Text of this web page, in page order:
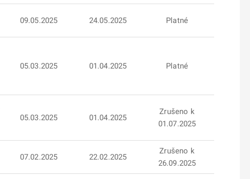
09.05.2025 24.05.2025 Platné
05.03.2025 01.04.2025 Platné
05.03.2025 01.04.2025
Zrušeno k
01.07.2025
07.02.2025 22.02.2025
Zrušeno k
26.09.2025